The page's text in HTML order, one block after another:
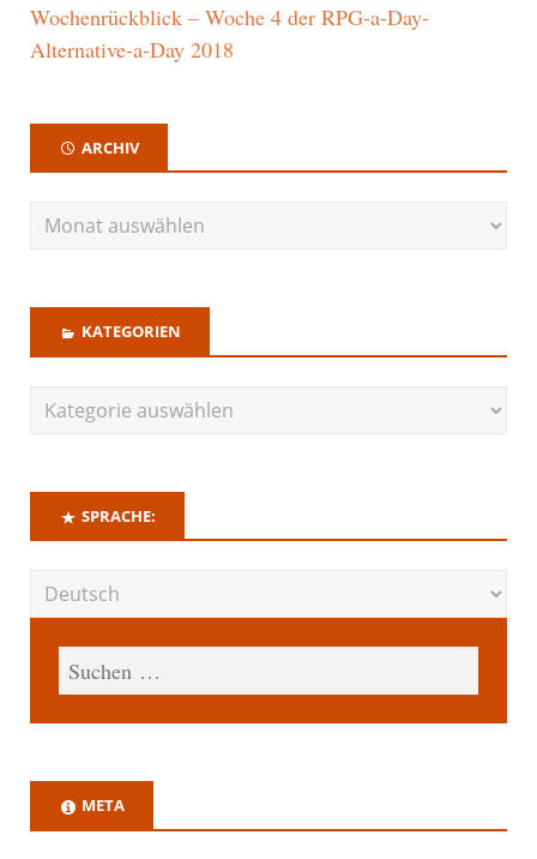
Wochenrückblick – Woche 4 der RPG-a-Day-
Alternative-a-Day 2018
ARCHIV
KATEGORIEN
SPRACHE:
META